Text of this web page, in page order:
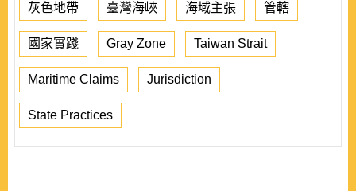
灰色地帶 臺灣海峽 海域主張 管轄
國家實踐 Gray Zone Taiwan Strait
Maritime Claims Jurisdiction
State Practices